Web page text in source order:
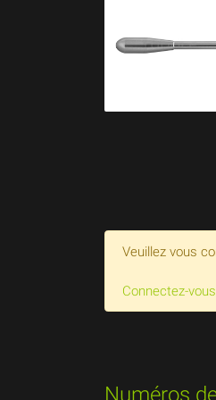
Veuillez vous
Connectez-
Numéros